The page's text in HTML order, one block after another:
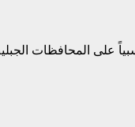
على المحافظات